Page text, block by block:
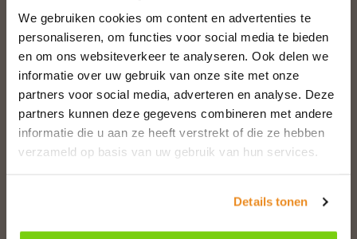
We gebruiken cookies om content en advertenties te
personaliseren, om functies voor social media te bieden
en om ons websiteverkeer te analyseren. Ook delen we
informatie over uw gebruik van onze site met onze
partners voor social media, adverteren en analyse. Deze
partners kunnen deze gegevens combineren met andere
informatie die u aan ze heeft verstrekt of die ze hebben
verzameld op basis van uw gebruik van hun services.
Details tonen
DIT VIND JE MISSCHIEN
OOK LEUK
SALE - SHOWMODEL